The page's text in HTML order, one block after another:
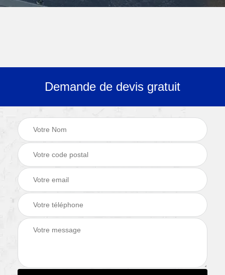
Demande de devis gratuit